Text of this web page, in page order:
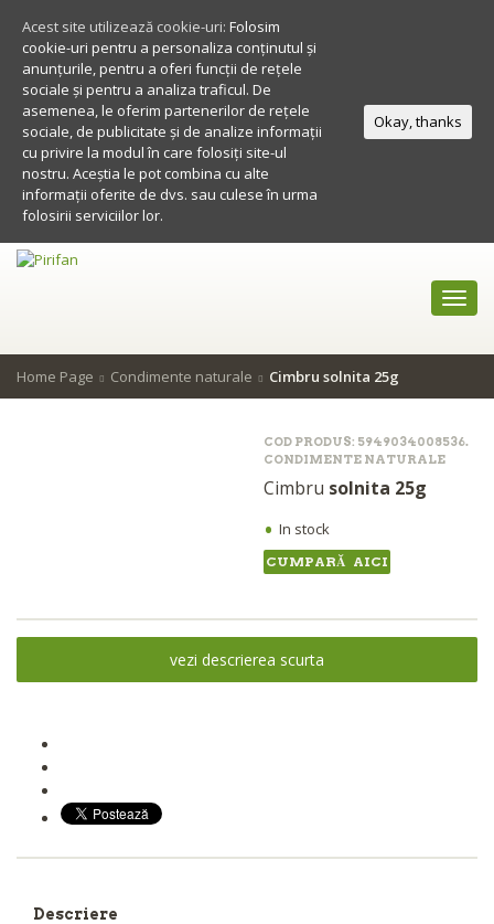
Home Page Condimente naturale Cimbru solnita 25g
COD PRODUS: 5949034008536.
CONDIMENTE NATURALE
Cimbru solnita 25g
• In stock
CUMPARĂ AICI
vezi descrierea scurta
Descriere
Acest site utilizează cookie-uri: Folosim
cookie-uri pentru a personaliza conținutul și
anunțurile, pentru a oferi funcții de rețele
sociale și pentru a analiza traficul. De
asemenea, le oferim partenerilor de rețele
sociale, de publicitate și de analize informații
cu privire la modul în care folosiți site-ul
nostru. Aceștia le pot combina cu alte
informații oferite de dvs. sau culese în urma
folosirii serviciilor lor.
Okay, thanks